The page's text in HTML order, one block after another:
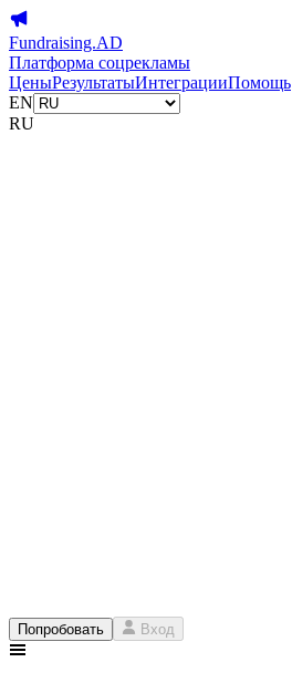
Fundraising.AD
Платформа соцрекламы
ЦеныРезультатыИнтеграцииПомощь
EN
RU
Попробовать Вход